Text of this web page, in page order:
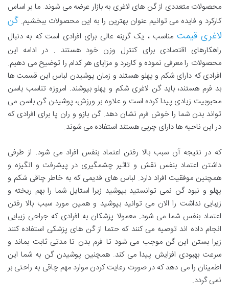
محصولات متعددی از گن های لاغری به بازار عرضه می شوند. ما بر اساس
کارکرد و فایده می توانیم عنوان بهترین را به این محصولات ببخشیم. گن
لاغری قیمت مناسب ، یک گزینه عالی برای افرادی است که به دنبال
راهکارهای اقتصادی برای کنترل وزن خود هستند . در ادامه این
محصولات را معرفی نموده و کاربرد و مزایای هر کدام را توضیح می دهیم.
افرادی که دارای شکم و پهلو هستند و زمان پوشیدن لباس این قسمت ها
بد فرم هستند، باید گن لاغری شکم و پهلو بپوشند. امروزه تناسب باسن
محبوبیت زیادی پیدا کرده است و علاوه بر ورزش، پوشیدن گن باسن می
تواند بدن شما را خوش فرم نشان دهد. گن بازو و ران پا برای افرادی که
در این ناحیه ها دارای چربی هستند استفاده می شوند.
که در نتیجه آن سبب بالا رفتن اعتماد بنفس افراد می شود. از طرفی
داشتن اعتماد بنفس نقش و تاثیر چشمگیری در پیشرفت و انگیزه و
همچنین موفقیت افراد دارد. لباس های قدیمی که به خاطر چاقی شکم و
پهلو و نبود گن نمی توانستید بپوشید زیرا استایل شما را بهم ریخته و
زیبایی نداشت را الان می توانید بپوشید و همین مورد سبب بالا رفتن
اعتماد بنفس شما می شود. معمولا پزشکان به افرادی که جراحی زیبایی
انجام داده اند توصیه می کنند که حتما از گن های پزشکی استفاده کنند
زیرا بستن این گن موجب می شود تا فرم بدن تا مدتی ثابت بماند و
سرعت بهبودی افزایش پیدا می کند. همچنین پوشیدن گن به شما این
اطمینان را می دهد که در صورت رعایت کردن موارد مهم چاقی به راحتی بر
نمی گردد.